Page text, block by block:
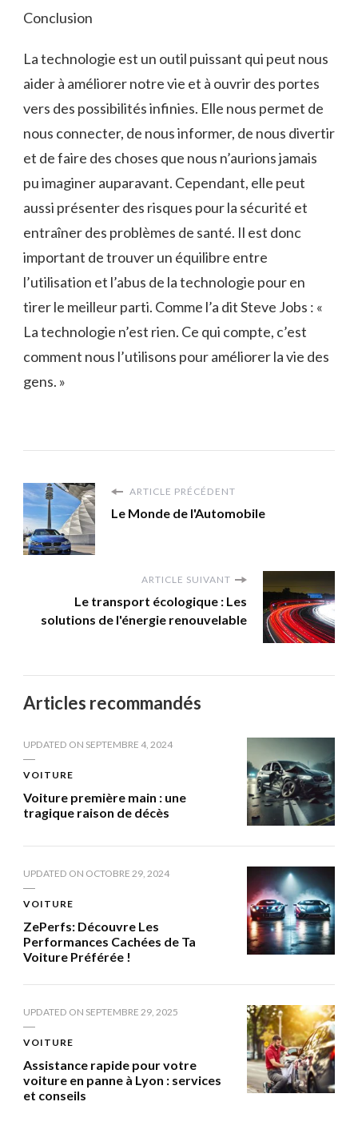
Conclusion
La technologie est un outil puissant qui peut nous
aider à améliorer notre vie et à ouvrir des portes
vers des possibilités infinies. Elle nous permet de
nous connecter, de nous informer, de nous divertir
et de faire des choses que nous n’aurions jamais
pu imaginer auparavant. Cependant, elle peut
aussi présenter des risques pour la sécurité et
entraîner des problèmes de santé. Il est donc
important de trouver un équilibre entre
l’utilisation et l’abus de la technologie pour en
tirer le meilleur parti. Comme l’a dit Steve Jobs : «
La technologie n’est rien. Ce qui compte, c’est
comment nous l’utilisons pour améliorer la vie des
gens. »
ARTICLE PRÉCÉDENT
Le Monde de l'Automobile
ARTICLE SUIVANT
Le transport écologique : Les
solutions de l'énergie renouvelable
Articles recommandés
UPDATED ON SEPTEMBRE 4, 2024
VOITURE
Voiture première main : une
tragique raison de décès
UPDATED ON OCTOBRE 29, 2024
VOITURE
ZePerfs: Découvre Les
Performances Cachées de Ta
Voiture Préférée !
UPDATED ON SEPTEMBRE 29, 2025
VOITURE
Assistance rapide pour votre
voiture en panne à Lyon : services
et conseils